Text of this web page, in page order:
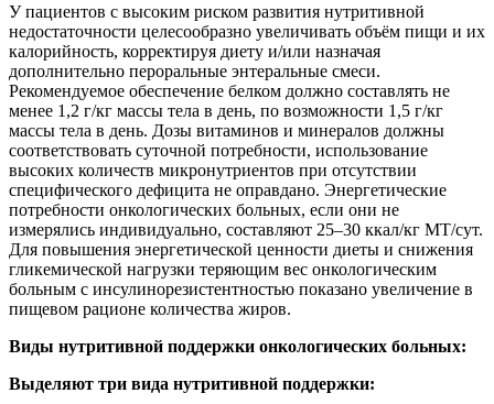
У пациентов с высоким риском развития нутритивной
недостаточности целесообразно увеличивать объём пищи и их
калорийность, корректируя диету и/или назначая
дополнительно пероральные энтеральные смеси.
Рекомендуемое обеспечение белком должно составлять не
менее 1,2 г/кг массы тела в день, по возможности 1,5 г/кг
массы тела в день. Дозы витаминов и минералов должны
соответствовать суточной потребности, использование
высоких количеств микронутриентов при отсутствии
специфического дефицита не оправдано. Энергетические
потребности онкологических больных, если они не
измерялись индивидуально, составляют 25–30 ккал/кг МТ/сут.
Для повышения энергетической ценности диеты и снижения
гликемической нагрузки теряющим вес онкологическим
больным с инсулинорезистентностью показано увеличение в
пищевом рационе количества жиров.
Виды нутритивной поддержки онкологических больных:
Выделяют три вида нутритивной поддержки: